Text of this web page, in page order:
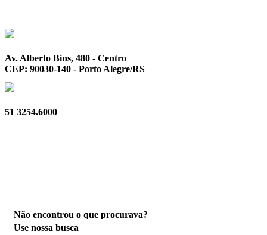
Av. Alberto Bins, 480 - Centro
CEP: 90030-140 - Porto Alegre/RS
51 3254.6000
Não encontrou o que procurava?
Use nossa busca